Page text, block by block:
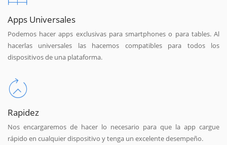
Apps Universales
Podemos hacer apps exclusivas para smartphones o para tables. Al
hacerlas universales las hacemos compatibles para todos los
dispositivos de una plataforma.
Rapidez
Nos encargaremos de hacer lo necesario para que la app cargue
rápido en cualquier dispositivo y tenga un excelente desempeño.